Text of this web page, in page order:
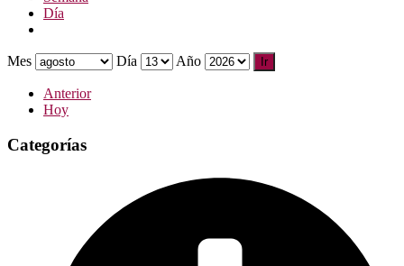
Día
Mes Día Año
Anterior
Hoy
Categorías